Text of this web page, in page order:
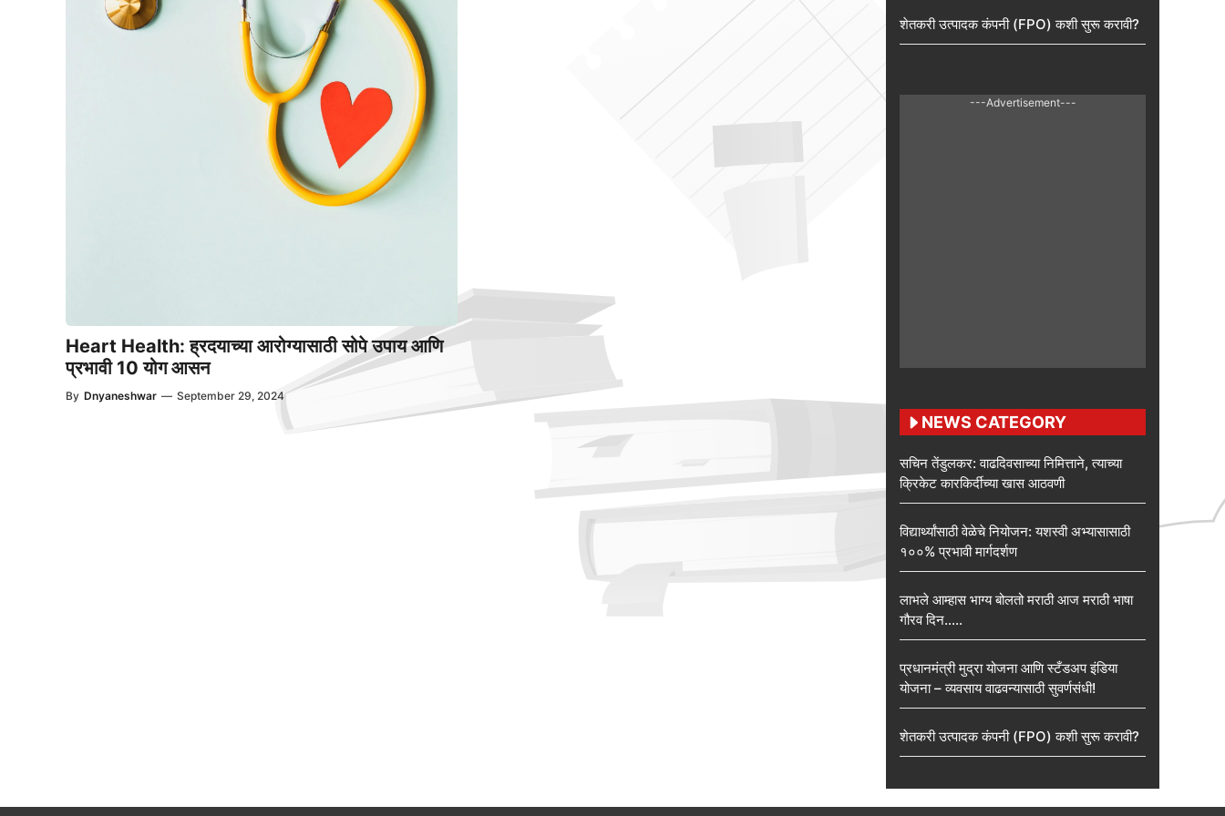
Heart Health: ह्रदयाच्या आरोग्यासाठी सोपे उपाय आणि
प्रभावी 10 योग आसन
By Dnyaneshwar — September 29, 2024
शेतकरी उत्पादक कंपनी (FPO) कशी सुरू करावी?
---Advertisement---
NEWS CATEGORY
सचिन तेंडुलकर: वाढदिवसाच्या निमित्ताने, त्याच्या
क्रिकेट कारकिर्दीच्या खास आठवणी
विद्यार्थ्यांसाठी वेळेचे नियोजन: यशस्वी अभ्यासासाठी
१००% प्रभावी मार्गदर्शण
लाभले आम्हास भाग्य बोलतो मराठी आज मराठी भाषा
गौरव दिन…..
प्रधानमंत्री मुद्रा योजना आणि स्टँडअप इंडिया
योजना – व्यवसाय वाढवन्यासाठी सुवर्णसंधी!
शेतकरी उत्पादक कंपनी (FPO) कशी सुरू करावी?